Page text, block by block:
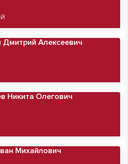
Дмитрий Алексеевич
Никита Олегович
Михайлович